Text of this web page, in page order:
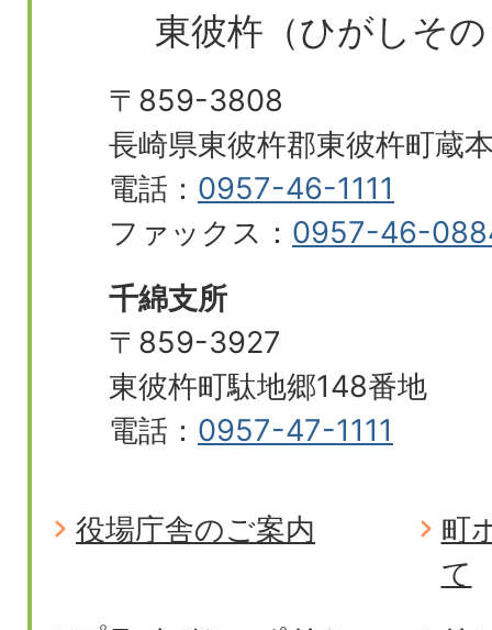
東彼杵（ひがしそ
〒859-3808
長崎県東彼杵郡東彼杵町蔵
電話： 0957-46-1111
ファックス： 0957-46-
千綿支所
〒859-3927
東彼杵町駄地郷148番地
電話： 0957-47-1111
役場庁舎のご案内
町
て